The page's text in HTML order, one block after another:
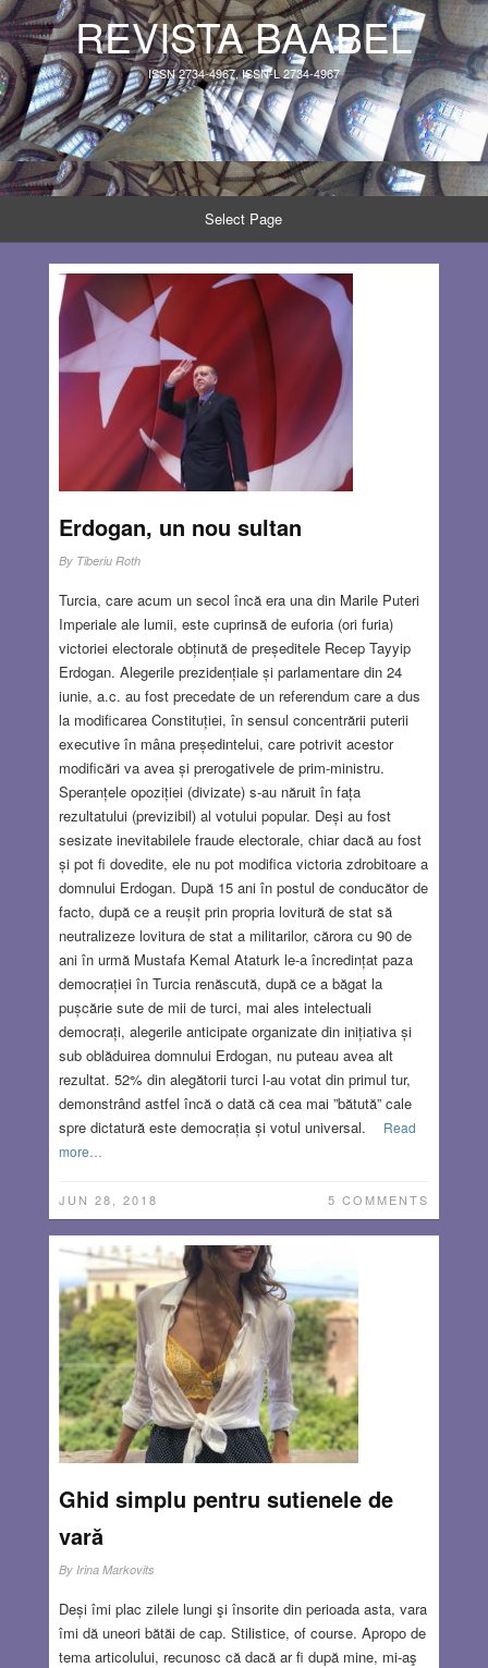
REVISTA BAABEL
ISSN 2734-4967, ISSN-L 2734-4967
Select Page
Erdogan, un nou sultan
By Tiberiu Roth
Turcia, care acum un secol încă era una din Marile Puteri
Imperiale ale lumii, este cuprinsă de euforia (ori furia)
victoriei electorale obținută de președitele Recep Tayyip
Erdogan. Alegerile prezidențiale și parlamentare din 24
iunie, a.c. au fost precedate de un referendum care a dus
la modificarea Constituției, în sensul concentrării puterii
executive în mâna președintelui, care potrivit acestor
modificări va avea și prerogativele de prim-ministru.
Speranțele opoziției (divizate) s-au năruit în fața
rezultatului (previzibil) al votului popular. Deși au fost
sesizate inevitabilele fraude electorale, chiar dacă au fost
și pot fi dovedite, ele nu pot modifica victoria zdrobitoare a
domnului Erdogan. După 15 ani în postul de conducător de
facto, după ce a reușit prin propria lovitură de stat să
neutralizeze lovitura de stat a militarilor, cărora cu 90 de
ani în urmă Mustafa Kemal Ataturk le-a încredințat paza
democrației în Turcia renăscută, după ce a băgat la
pușcărie sute de mii de turci, mai ales intelectuali
democrați, alegerile anticipate organizate din inițiativa și
sub oblăduirea domnului Erdogan, nu puteau avea alt
rezultat. 52% din alegătorii turci l-au votat din primul tur,
demonstrând astfel încă o dată că cea mai ”bătută” cale
spre dictatură este democrația și votul universal.
Read
more…
JUN 28, 2018 5 COMMENTS
Ghid simplu pentru sutienele de
vară
By Irina Markovits
Deși îmi plac zilele lungi şi însorite din perioada asta, vara
îmi dă uneori bătăi de cap. Stilistice, of course. Apropo de
tema articolului, recunosc că dacă ar fi după mine, mi-aş